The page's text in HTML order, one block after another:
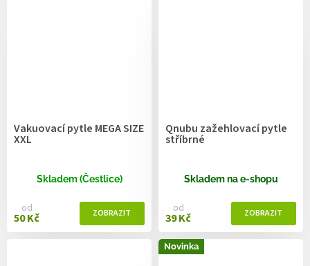
Vakuovací pytle MEGA SIZE
XXL
Skladem (Čestlice)
od
50 Kč
Qnubu zažehlovací pytle
stříbrné
Skladem na e-shopu
od
39 Kč
Novinka